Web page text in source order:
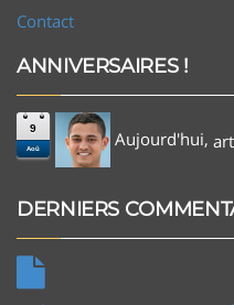
Contact
ANNIVERSAIRES !
9
Aoû Aujourd'hui,
DERNIERS